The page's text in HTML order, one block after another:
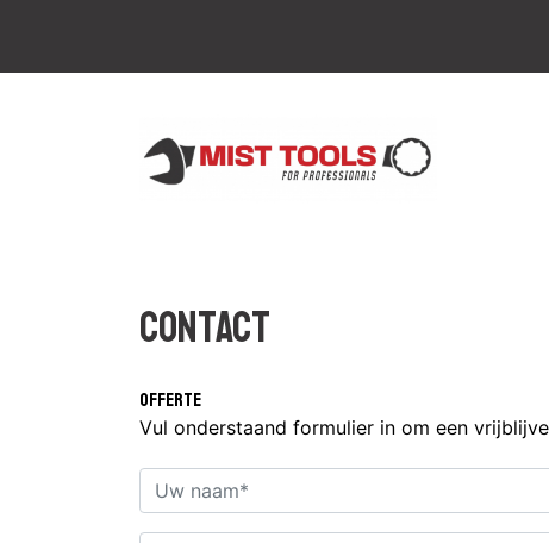
Contact
Offerte
Vul onderstaand formulier in om een